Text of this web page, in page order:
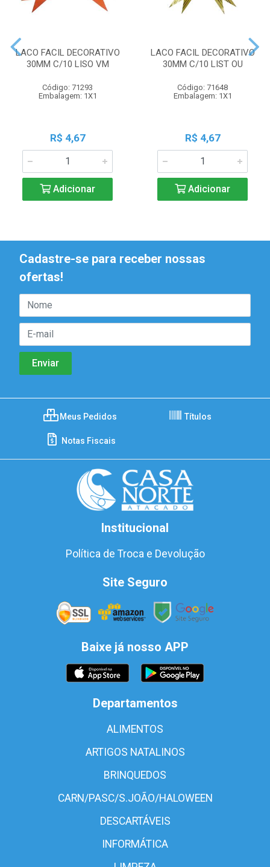
LACO FACIL DECORATIVO
30MM C/10 LISO VM
Código: 71293
Embalagem: 1X1
R$ 4,67
Adicionar
LACO FACIL DECORATIVO
30MM C/10 LIST OU
Código: 71648
Embalagem: 1X1
R$ 4,67
Adicionar
Cadastre-se para receber nossas
ofertas!
Meus Pedidos Títulos
Notas Fiscais
Institucional
Política de Troca e Devolução
Site Seguro
Baixe já nosso APP
Departamentos
ALIMENTOS
ARTIGOS NATALINOS
BRINQUEDOS
CARN/PASC/S.JOÃO/HALOWEEN
DESCARTÁVEIS
INFORMÁTICA